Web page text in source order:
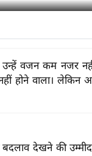
वजन कम नजर
होने वाला। लेकिन
देखने की